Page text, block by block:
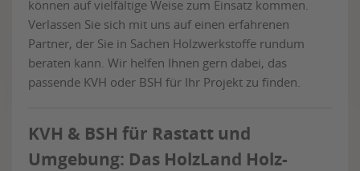
können auf vielfältige Weise zum Einsatz kommen.
Verlassen Sie sich mit uns auf einen erfahrenen
Partner, der Sie in Sachen Holzwerkstoffe rundum
beraten kann. Wir helfen Ihnen gern dabei, das
passende KVH oder BSH für Ihr Projekt zu finden.
KVH & BSH für Rastatt und
Umgebung: Das HolzLand Holz-